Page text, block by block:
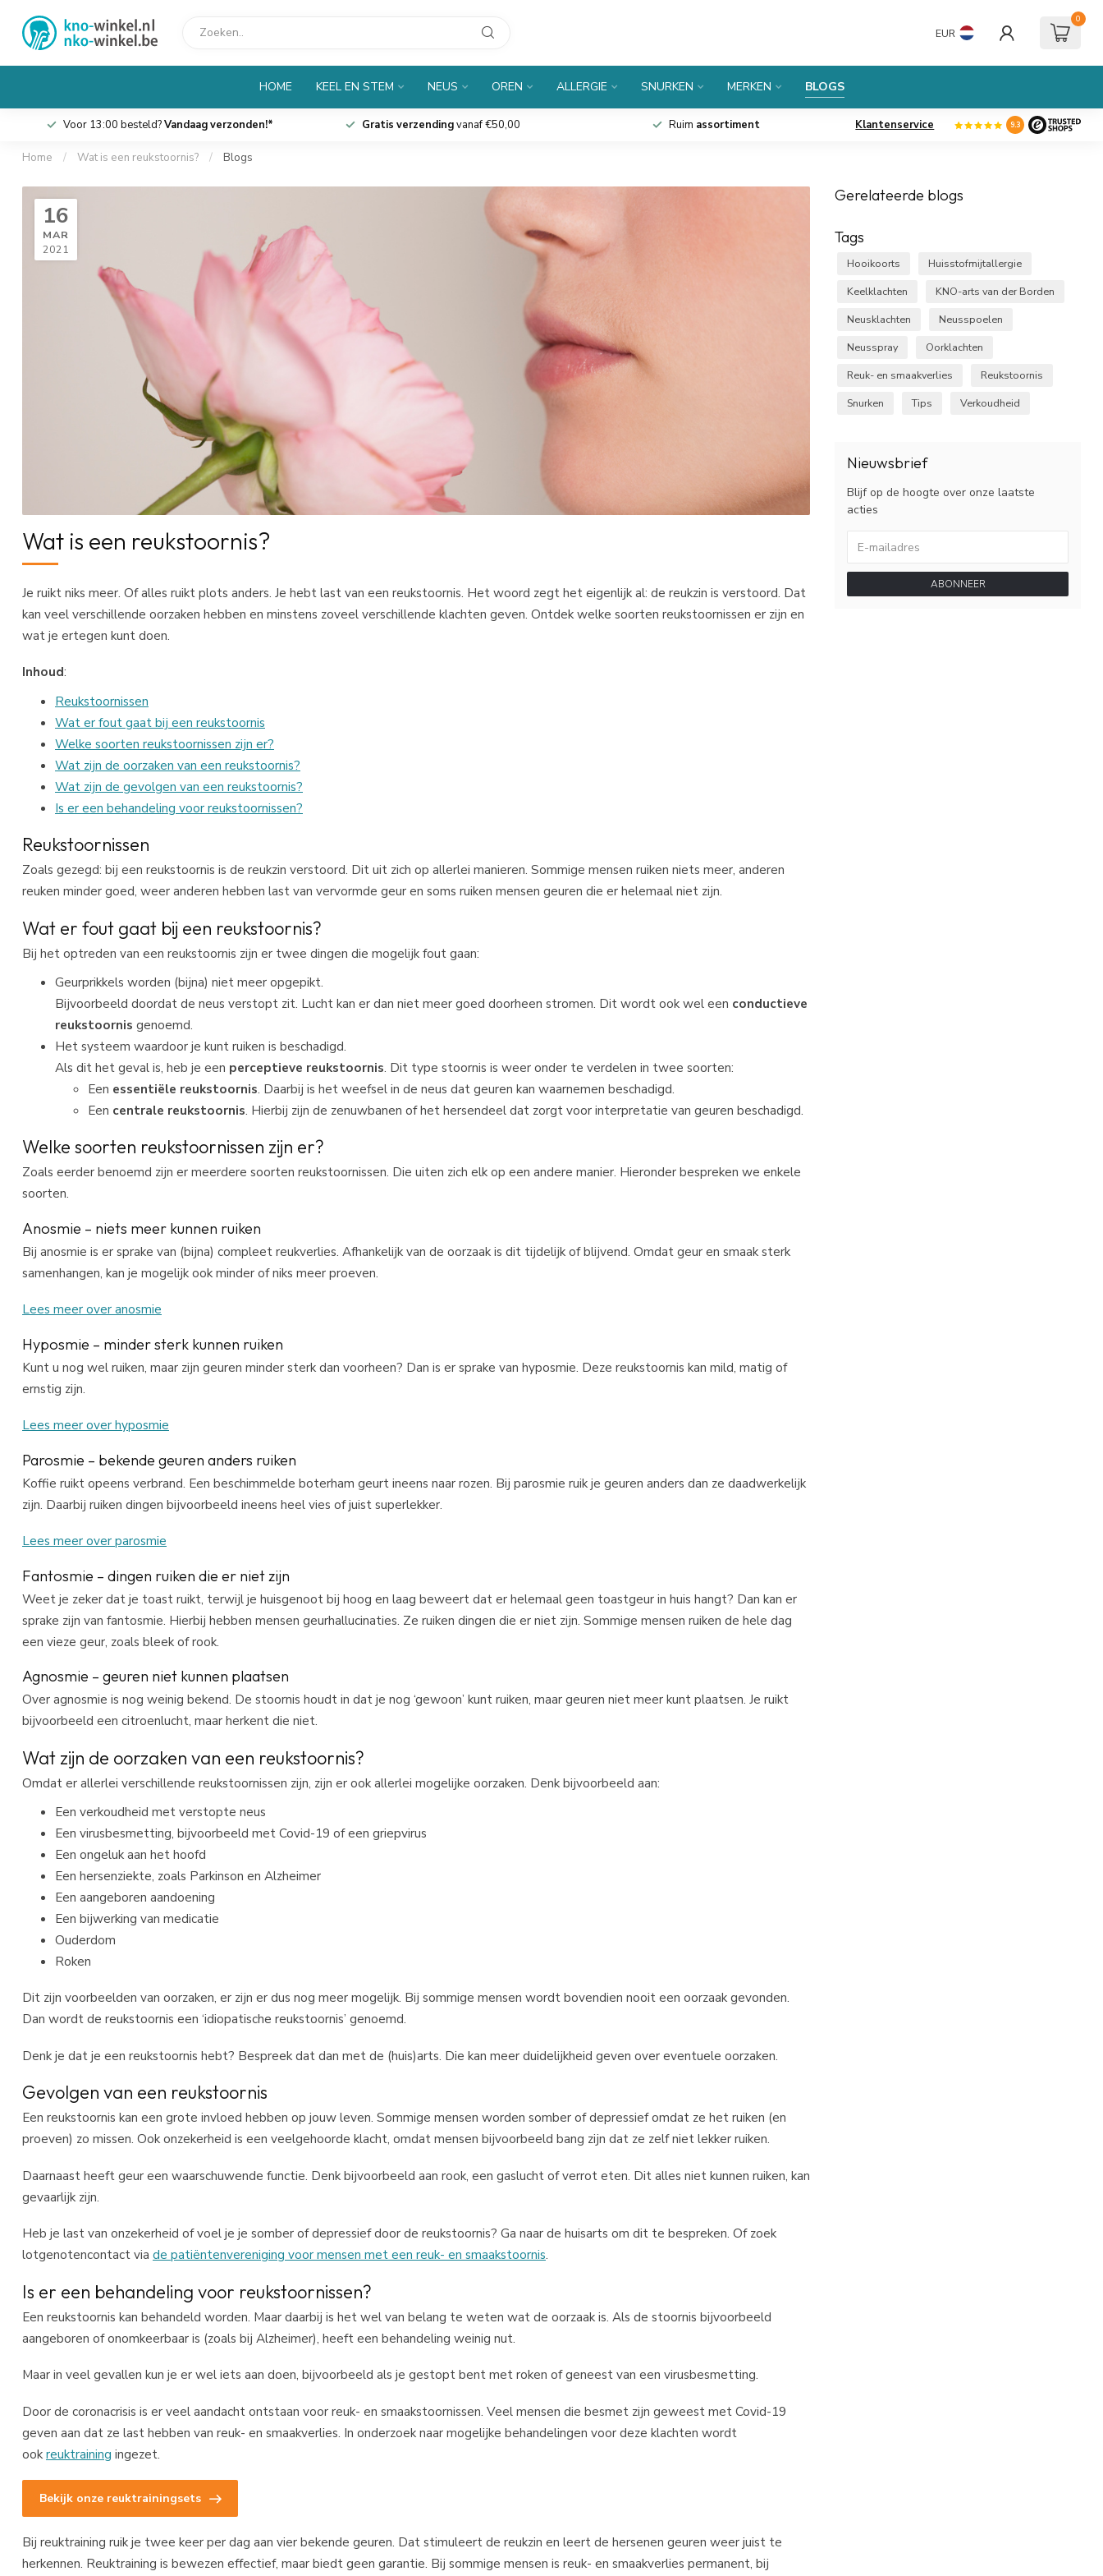
EUR
0
HOME KEEL EN STEM NEUS OREN ALLERGIE SNURKEN MERKEN BLOGS
Voor 13:00 besteld?Vandaag verzonden!* Gratis verzendingvanaf €50,00 Ruim assortiment Klantenservice 9.3
Home / Wat is een reukstoornis? / Blogs
16
MAR
2021
Wat is een reukstoornis?
Je ruikt niks meer. Of alles ruikt plots anders. Je hebt last van een reukstoornis. Het woord zegt het eigenlijk al: de reukzin is verstoord. Dat
kan veel verschillende oorzaken hebben en minstens zoveel verschillende klachten geven. Ontdek welke soorten reukstoornissen er zijn en
wat je ertegen kunt doen.
Inhoud:
Reukstoornissen
Wat er fout gaat bij een reukstoornis
Welke soorten reukstoornissen zijn er?
Wat zijn de oorzaken van een reukstoornis?
Wat zijn de gevolgen van een reukstoornis?
Is er een behandeling voor reukstoornissen?
Reukstoornissen
Zoals gezegd: bij een reukstoornis is de reukzin verstoord. Dit uit zich op allerlei manieren. Sommige mensen ruiken niets meer, anderen
reuken minder goed, weer anderen hebben last van vervormde geur en soms ruiken mensen geuren die er helemaal niet zijn.
Wat er fout gaat bij een reukstoornis?
Bij het optreden van een reukstoornis zijn er twee dingen die mogelijk fout gaan:
Geurprikkels worden (bijna) niet meer opgepikt.
Bijvoorbeeld doordat de neus verstopt zit. Lucht kan er dan niet meer goed doorheen stromen. Dit wordt ook wel een conductieve
reukstoornis genoemd.
Het systeem waardoor je kunt ruiken is beschadigd.
Als dit het geval is, heb je een perceptieve reukstoornis. Dit type stoornis is weer onder te verdelen in twee soorten:
Een essentiële reukstoornis. Daarbij is het weefsel in de neus dat geuren kan waarnemen beschadigd.
Een centrale reukstoornis. Hierbij zijn de zenuwbanen of het hersendeel dat zorgt voor interpretatie van geuren beschadigd.
Welke soorten reukstoornissen zijn er?
Zoals eerder benoemd zijn er meerdere soorten reukstoornissen. Die uiten zich elk op een andere manier. Hieronder bespreken we enkele
soorten.
Anosmie – niets meer kunnen ruiken
Bij anosmie is er sprake van (bijna) compleet reukverlies. Afhankelijk van de oorzaak is dit tijdelijk of blijvend. Omdat geur en smaak sterk
samenhangen, kan je mogelijk ook minder of niks meer proeven.
Lees meer over anosmie
Hyposmie – minder sterk kunnen ruiken
Kunt u nog wel ruiken, maar zijn geuren minder sterk dan voorheen? Dan is er sprake van hyposmie. Deze reukstoornis kan mild, matig of
ernstig zijn.
Lees meer over hyposmie
Parosmie – bekende geuren anders ruiken
Koffie ruikt opeens verbrand. Een beschimmelde boterham geurt ineens naar rozen. Bij parosmie ruik je geuren anders dan ze daadwerkelijk
zijn. Daarbij ruiken dingen bijvoorbeeld ineens heel vies of juist superlekker.
Lees meer over parosmie
Fantosmie – dingen ruiken die er niet zijn
Weet je zeker dat je toast ruikt, terwijl je huisgenoot bij hoog en laag beweert dat er helemaal geen toastgeur in huis hangt? Dan kan er
sprake zijn van fantosmie. Hierbij hebben mensen geurhallucinaties. Ze ruiken dingen die er niet zijn. Sommige mensen ruiken de hele dag
een vieze geur, zoals bleek of rook.
Agnosmie – geuren niet kunnen plaatsen
Over agnosmie is nog weinig bekend. De stoornis houdt in dat je nog ‘gewoon’ kunt ruiken, maar geuren niet meer kunt plaatsen. Je ruikt
bijvoorbeeld een citroenlucht, maar herkent die niet.
Wat zijn de oorzaken van een reukstoornis?
Omdat er allerlei verschillende reukstoornissen zijn, zijn er ook allerlei mogelijke oorzaken. Denk bijvoorbeeld aan:
Een verkoudheid met verstopte neus
Een virusbesmetting, bijvoorbeeld met Covid-19 of een griepvirus
Een ongeluk aan het hoofd
Een hersenziekte, zoals Parkinson en Alzheimer
Een aangeboren aandoening
Een bijwerking van medicatie
Ouderdom
Roken
Dit zijn voorbeelden van oorzaken, er zijn er dus nog meer mogelijk. Bij sommige mensen wordt bovendien nooit een oorzaak gevonden.
Dan wordt de reukstoornis een ‘idiopatische reukstoornis’ genoemd.
Denk je dat je een reukstoornis hebt? Bespreek dat dan met de (huis)arts. Die kan meer duidelijkheid geven over eventuele oorzaken.
Gevolgen van een reukstoornis
Een reukstoornis kan een grote invloed hebben op jouw leven. Sommige mensen worden somber of depressief omdat ze het ruiken (en
proeven) zo missen. Ook onzekerheid is een veelgehoorde klacht, omdat mensen bijvoorbeeld bang zijn dat ze zelf niet lekker ruiken.
Daarnaast heeft geur een waarschuwende functie. Denk bijvoorbeeld aan rook, een gaslucht of verrot eten. Dit alles niet kunnen ruiken, kan
gevaarlijk zijn.
Heb je last van onzekerheid of voel je je somber of depressief door de reukstoornis? Ga naar de huisarts om dit te bespreken. Of zoek
lotgenotencontact via de patiëntenvereniging voor mensen met een reuk- en smaakstoornis.
Is er een behandeling voor reukstoornissen?
Een reukstoornis kan behandeld worden. Maar daarbij is het wel van belang te weten wat de oorzaak is. Als de stoornis bijvoorbeeld
aangeboren of onomkeerbaar is (zoals bij Alzheimer), heeft een behandeling weinig nut.
Maar in veel gevallen kun je er wel iets aan doen, bijvoorbeeld als je gestopt bent met roken of geneest van een virusbesmetting.
Door de coronacrisis is er veel aandacht ontstaan voor reuk- en smaakstoornissen. Veel mensen die besmet zijn geweest met Covid-19
geven aan dat ze last hebben van reuk- en smaakverlies. In onderzoek naar mogelijke behandelingen voor deze klachten wordt
ookreuktraining ingezet.
Bekijk onze reuktrainingsets
Bij reuktraining ruik je twee keer per dag aan vier bekende geuren. Dat stimuleert de reukzin en leert de hersenen geuren weer juist te
herkennen. Reuktraining is bewezen effectief, maar biedt geen garantie. Bij sommige mensen is reuk- en smaakverlies permanent, bij
Gerelateerde blogs
Tags
Hooikoorts
Huisstofmijtallergie
Keelklachten
KNO-arts van der Borden
Neusklachten
Neusspoelen
Neusspray
Oorklachten
Reuk- en smaakverlies
Reukstoornis
Snurken
Tips Verkoudheid
Nieuwsbrief
Blijf op de hoogte over onze laatste
acties
ABONNEER